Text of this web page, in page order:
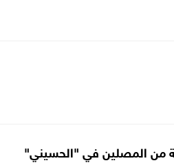
من المصلين في "الحسيني"